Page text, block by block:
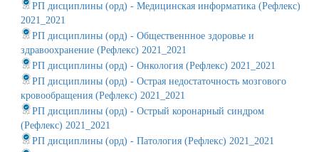
РП дисциплины (орд) - Медицинская информатика (Рефлекс)
2021_2021
РП дисциплины (орд) - Общественнное здоровье и
здравоохранение (Рефлекс) 2021_2021
РП дисциплины (орд) - Онкология (Рефлекс) 2021_2021
РП дисциплины (орд) - Острая недостаточность мозгового
кровообращения (Рефлекс) 2021_2021
РП дисциплины (орд) - Острый коронарный синдром
(Рефлекс) 2021_2021
РП дисциплины (орд) - Патология (Рефлекс) 2021_2021